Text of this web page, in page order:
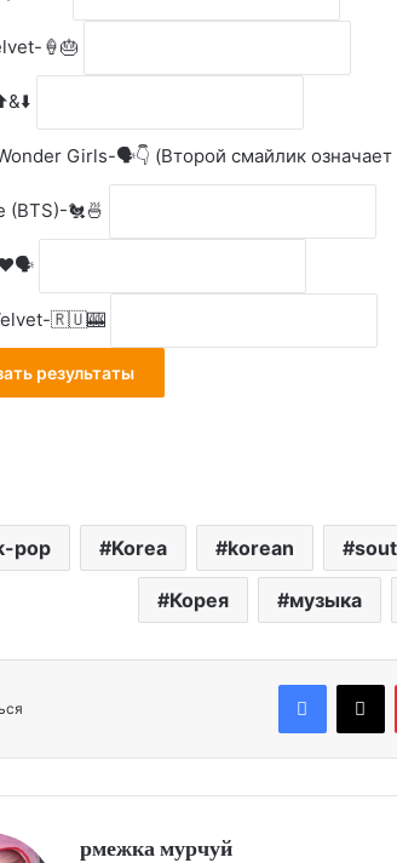
🍦🎂
Girls-🗣👇 (Второй смайлик
(BTS)-🐔🍜
❤️🗣
🇷🇺🎰
pop Korea korean
Корея музыка
Facebook X
рмежка мурчуй